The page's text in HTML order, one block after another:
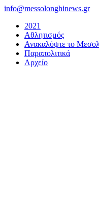
Μετάβαση
περιεχόμενο
info@messolonghinews.gr
2021
Αθλητισμός
Ανακαλύψτε το
Παραπολιτικά
Αρχείο